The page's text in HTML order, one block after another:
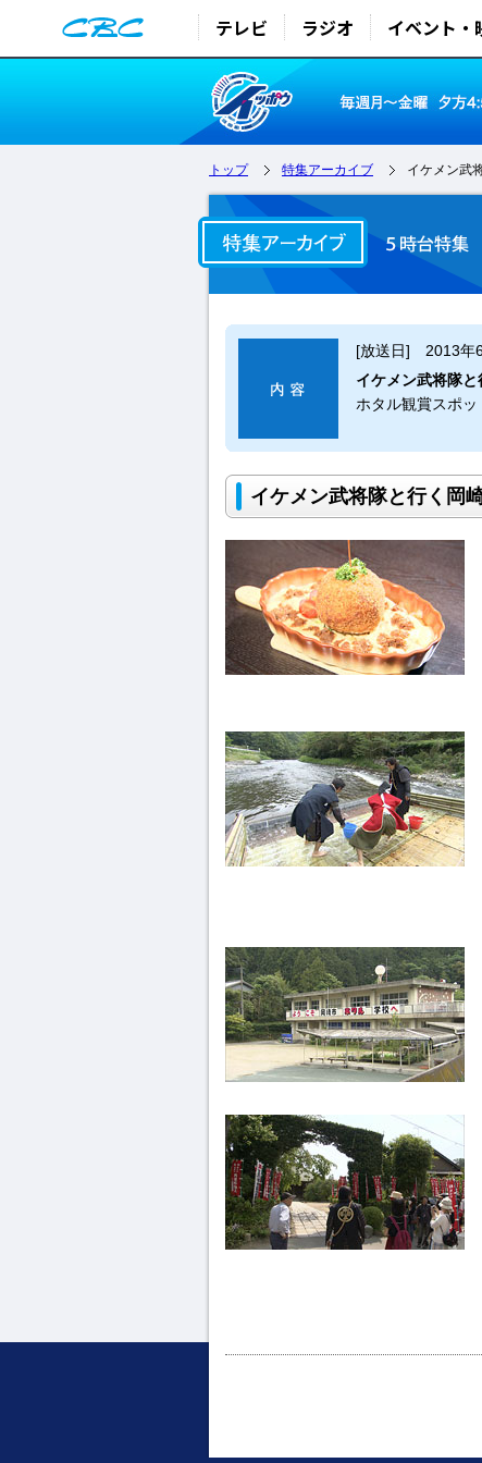
テレビ ラジオ イベント・
トップ 特集アーカイブ イケメン武
[放送日] 2013年
イケメン武将隊
ホタル観賞スポ
イケメン武将隊と行く岡